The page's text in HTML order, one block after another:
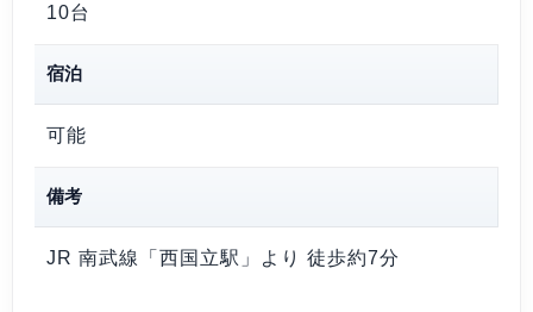
10台
宿泊
可能
備考
JR 南武線「西国立駅」より 徒歩約7分